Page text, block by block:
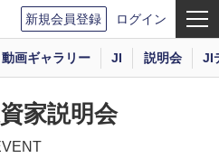
新規会員登録 ログイン
動画ギャラリー JI 説明会 JI
家説明会